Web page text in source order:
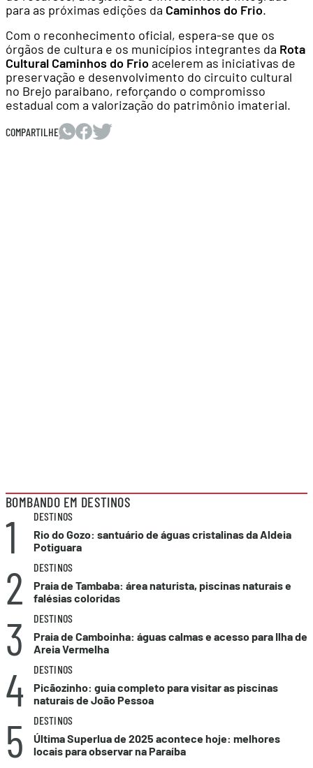
para as próximas edições da Caminhos do Frio.
Com o reconhecimento oficial, espera-se que os
órgãos de cultura e os municípios integrantes da Rota
Cultural Caminhos do Frioacelerem as iniciativas de
preservação e desenvolvimento do circuito cultural
no Brejo paraibano, reforçando o compromisso
estadual com a valorização do patrimônio imaterial.
COMPARTILHE
BOMBANDO EM DESTINOS
1
DESTINOS
Rio do Gozo: santuário de águas cristalinas da Aldeia
Potiguara
2
DESTINOS
Praia de Tambaba: área naturista, piscinas naturais e
falésias coloridas
3
DESTINOS
Praia de Camboinha: águas calmas e acesso para Ilha de
Areia Vermelha
4
DESTINOS
Picãozinho: guia completo para visitar as piscinas
naturais de João Pessoa
5
DESTINOS
Última Superlua de 2025 acontece hoje: melhores
locais para observar na Paraíba